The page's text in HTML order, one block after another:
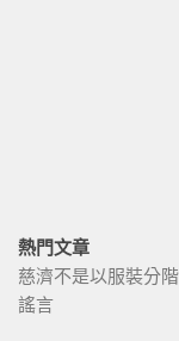
熱門文章
慈濟不是以服裝分
謠言